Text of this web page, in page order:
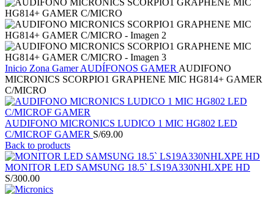
Inicio Zona GamerAUDÍFONOS GAMER AUDIFONO
MICRONICS SCORPIO1 GRAPHENE MIC HG814+ GAMER
C/MICRO
AUDIFONO MICRONICS LUDICO 1 MIC HG802 LED
C/MICROF GAMER S/69.00
Back to products
MONITOR LED SAMSUNG 18.5` LS19A330NHLXPE HD
S/300.00